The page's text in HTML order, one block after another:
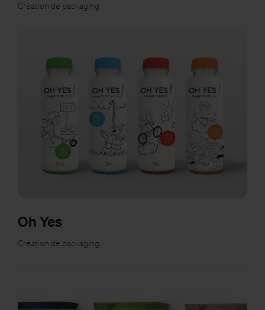
Création de packaging
Oh Yes
Création de packaging